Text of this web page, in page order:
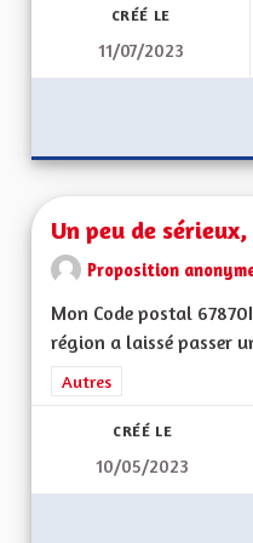
CRÉÉ LE
11/07/2023
Un peu de
Proposition
Mon Code postal
région a laissé passer
Filtrer les résultats de la
Autres
CRÉÉ LE
10/05/2023